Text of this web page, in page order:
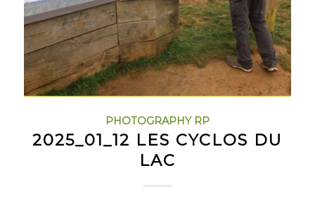
PHOTOGRAPHY RP
2025_01_12 LES CYCLOS DU
LAC